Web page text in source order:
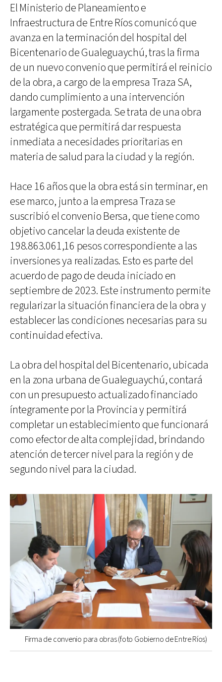
El Ministerio de Planeamiento e
Infraestructura de Entre Ríos comunicó que
avanza en la terminación del hospital del
Bicentenario de Gualeguaychú, tras la firma
de un nuevo convenio que permitirá el reinicio
de la obra, a cargo de la empresa Traza SA,
dando cumplimiento a una intervención
largamente postergada. Se trata de una obra
estratégica que permitirá dar respuesta
inmediata a necesidades prioritarias en
materia de salud para la ciudad y la región.
Hace 16 años que la obra está sin terminar, en
ese marco, junto a la empresa Traza se
suscribió el convenio Bersa, que tiene como
objetivo cancelar la deuda existente de
198.863.061,16 pesos correspondiente a las
inversiones ya realizadas. Esto es parte del
acuerdo de pago de deuda iniciado en
septiembre de 2023. Este instrumento permite
regularizar la situación financiera de la obra y
establecer las condiciones necesarias para su
continuidad efectiva.
La obra del hospital del Bicentenario, ubicada
en la zona urbana de Gualeguaychú, contará
con un presupuesto actualizado financiado
íntegramente por la Provincia y permitirá
completar un establecimiento que funcionará
como efector de alta complejidad, brindando
atención de tercer nivel para la región y de
segundo nivel para la ciudad.
Firma de convenio para obras (foto Gobierno de Entre Ríos)